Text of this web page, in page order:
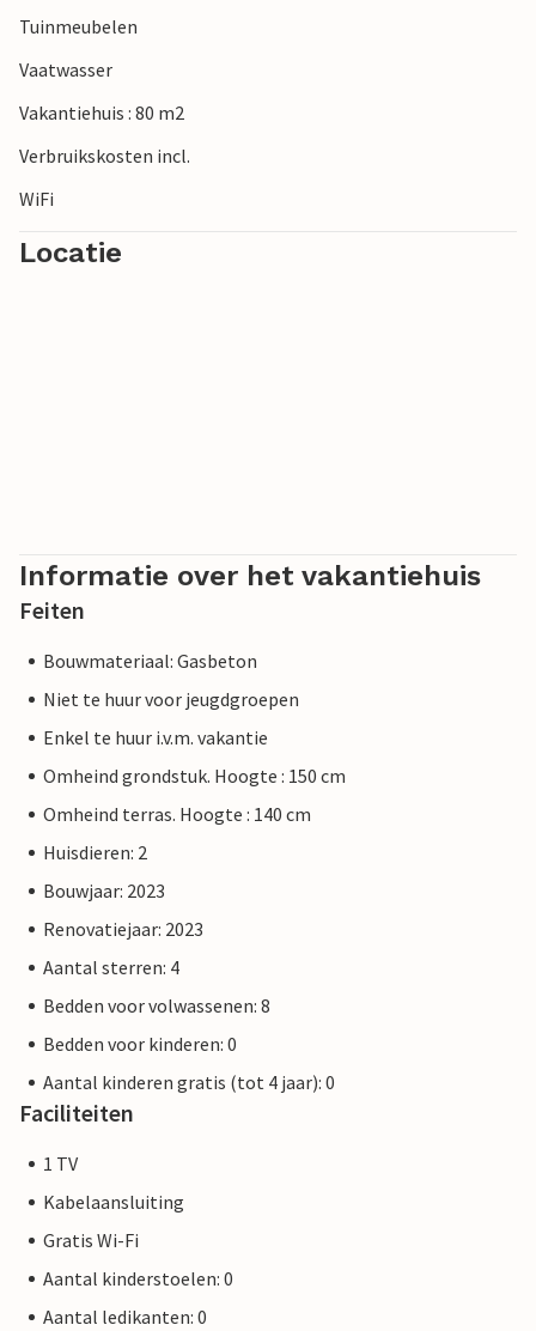
specialiteiten. Geniet van de rust en schoonheid van deze
Tuinmeubelen
Vaatwasser
Vakantiehuis : 80 m2
Verbruikskosten incl.
WiFi
Locatie
Informatie over het vakantiehuis
Feiten
Bouwmateriaal: Gasbeton
Niet te huur voor jeugdgroepen
Enkel te huur i.v.m. vakantie
Omheind grondstuk. Hoogte : 150 cm
Omheind terras. Hoogte : 140 cm
Huisdieren: 2
Bouwjaar: 2023
Renovatiejaar: 2023
Aantal sterren: 4
Bedden voor volwassenen: 8
Bedden voor kinderen: 0
Aantal kinderen gratis (tot 4 jaar): 0
Faciliteiten
1 TV
Kabelaansluiting
Gratis Wi-Fi
Aantal kinderstoelen: 0
Aantal ledikanten: 0